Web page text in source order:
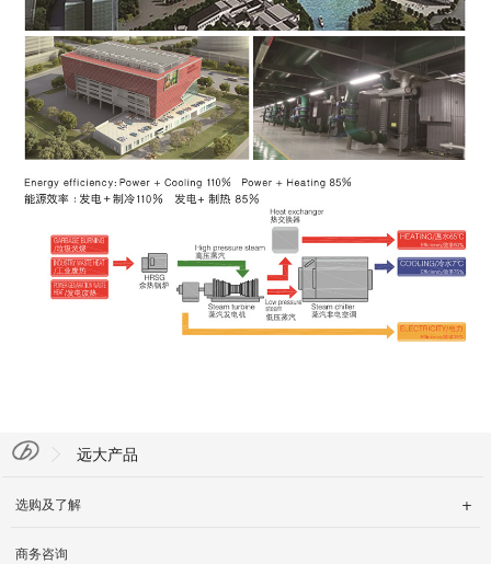
远大产品
选购及了解 
商务咨询